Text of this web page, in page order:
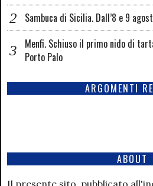
Sambuca di Sicilia. Dall’8 e 9
Menfi. Schiuso il primo nido di
Porto Palo
ARGOMENTI
ABOUT